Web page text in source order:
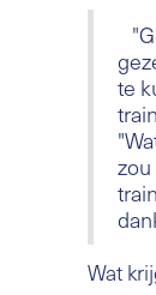
te
Wat